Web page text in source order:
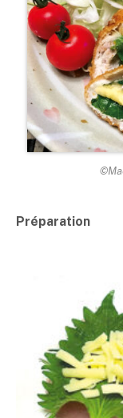
Préparation